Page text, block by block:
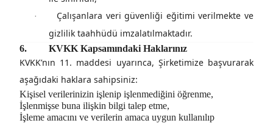
·
Çalışanlara veri güvenliği eğitimi verilmekte ve
gizlilik taahhüdü imzalatılmaktadır.
6. KVKK Kapsamındaki Haklarınız
KVKK’nın 11. maddesi uyarınca, Şirketimize başvurarak
aşağıdaki haklara sahipsiniz:
Kişisel verilerinizin işlenip işlenmediğini öğrenme,
İşlenmişse buna ilişkin bilgi talep etme,
İşleme amacını ve verilerin amaca uygun kullanılıp